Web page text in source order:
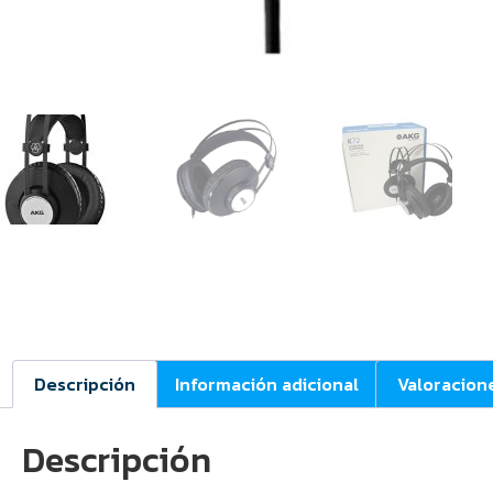
Descripción Información adicional
Descripción